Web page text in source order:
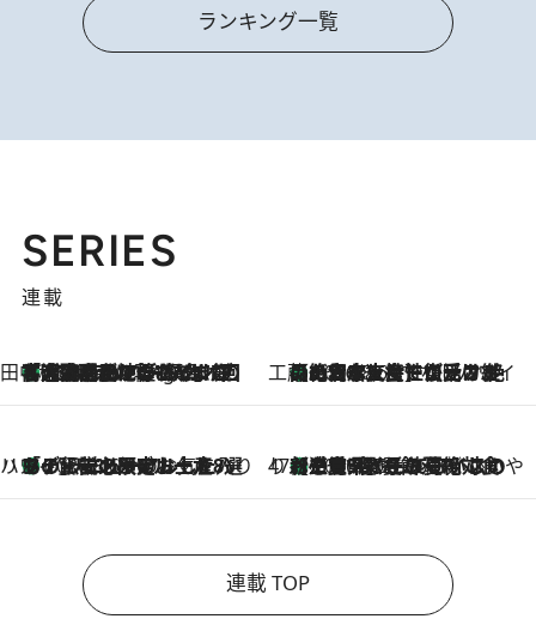
ランキング一覧
SERIES
連載
田中稲の勝手に再ブーム
45 Minutes Ago
「湘南乃風に憧れて」観客大盛上がりの“タオル回し”に、ラッパー顔負けの高速歌唱まで…さだまさし（74）のアグレッシブすぎる現在地 工藤まやのおもてなしハワイ
2026.8.6
【ハワイ土産】ローカルの絶大な支持で復活！ 絶品の幻クッキー《元ファンの日本人女性が受け継いだ名店》
ハワイ賢者 リサのお気に入りリスト2026.8.6
あの伝説の限定トートも！ リニューアルした「ディーン＆デルーカ ハワイ」で必須のお土産8選 47都道府県の手みやげ ひんやりスイーツで夏を満喫
2026.8.6
【三重県】この夏絶対食べたい 冷やしておいしいおやつ3選 お餅×アイスの新感覚スイーツ
連載 TOP